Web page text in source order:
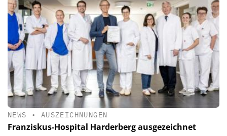
NEWS • AUSZEICHNUNGEN
Franziskus-Hospital Harderberg ausgezeichnet